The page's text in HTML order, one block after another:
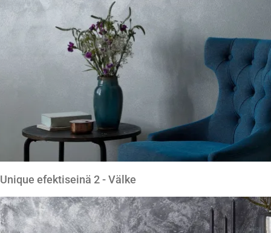
Unique efektiseinä 2 - Välke